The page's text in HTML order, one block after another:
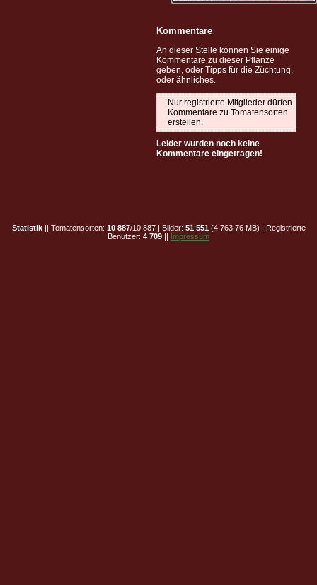
Kommentare
An dieser Stelle können Sie einige
Kommentare zu dieser Pflanze
geben, oder Tipps für die Züchtung,
oder ähnliches.
Nur registrierte Mitglieder dürfen
Kommentare zu Tomatensorten
erstellen.
Leider wurden noch keine
Kommentare eingetragen!
Statistik|| Tomatensorten: 10 887/10 887 | Bilder: 51 551 (4 763,76 MB) | Registrierte
Benutzer: 4 709 || Impressum